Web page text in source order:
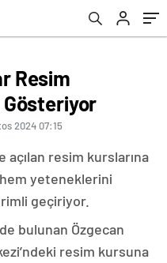
Resim
Gösteriyor
2024 07:15
açılan resim kurslarına
yeteneklerini
geçiriyor.
bulunan Özgecan
resim kursuna